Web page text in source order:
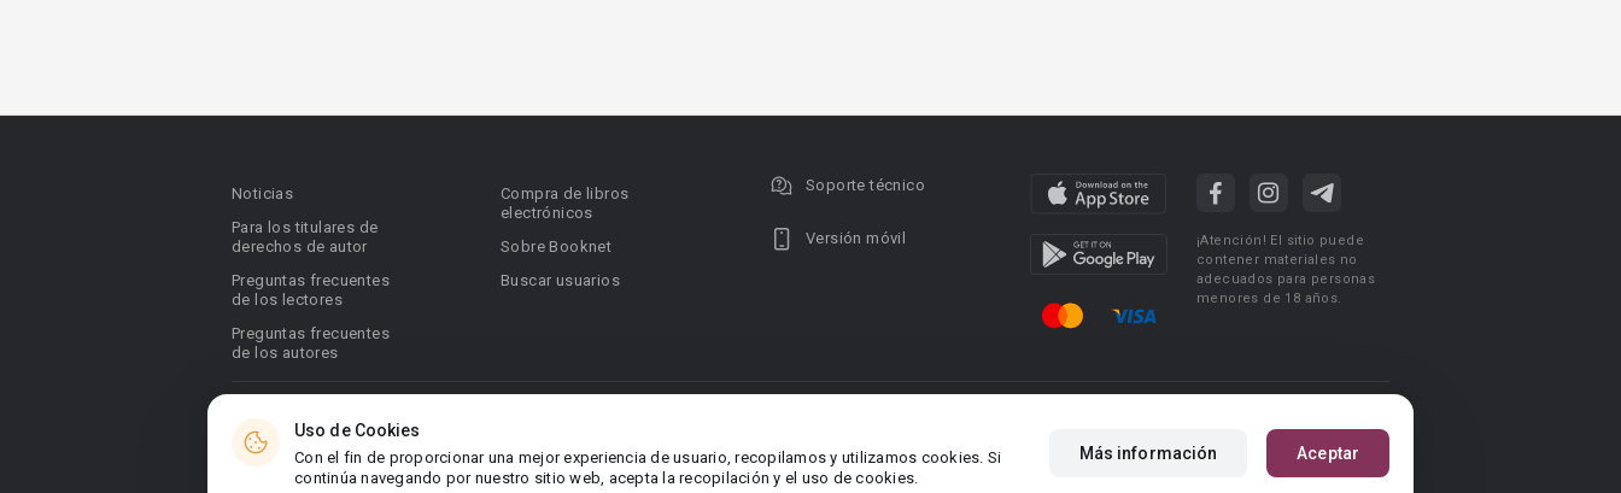
Uso de Cookies
Con el fin de proporcionar una mejor experiencia de usuario, recopilamos y utilizamos cookies. Si
continúa navegando por nuestro sitio web, acepta la recopilación y el uso de cookies.
Más información Aceptar
Noticias
Para los titulares de
derechos de autor
Preguntas frecuentes
de los lectores
Preguntas frecuentes
de los autores
Compra de libros
electrónicos
Sobre Booknet
Buscar usuarios
Soporte técnico
Versión móvil
¡Atención! El sitio puede
contener materiales no
adecuados para personas
menores de 18 años.
© 2026 Booknet. Todos los derechos reservados.
Dirección comercial: Griva Digeni 51, oficina 1, Larnaca,
6036, Chipre
Área RR.PP.: pr@booknet.com
Reglas para la publicación de libros